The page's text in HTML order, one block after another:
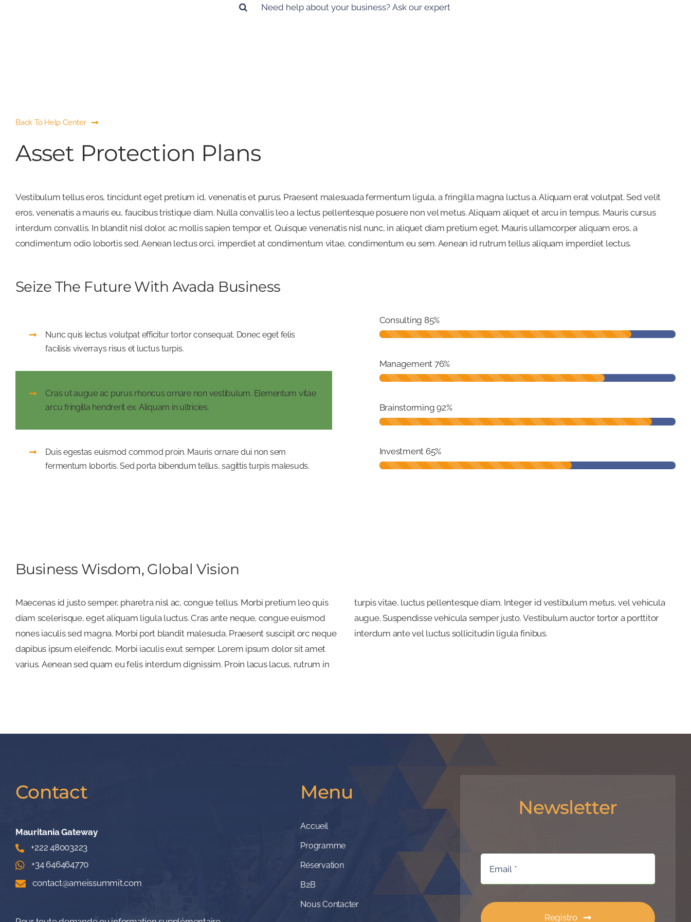
Back To Help Center
Asset Protection Plans
Vestibulum tellus eros, tincidunt eget pretium id, venenatis et purus. Praesent malesuada fermentum ligula, a fringilla magna luctus a. Aliquam erat volutpat. Sed velit
eros, venenatis a mauris eu, faucibus tristique diam. Nulla convallis leo a lectus pellentesque posuere non vel metus. Aliquam aliquet et arcu in tempus. Mauris cursus
interdum convallis. In blandit nisl dolor, ac mollis sapien tempor et. Quisque venenatis nisl nunc, in aliquet diam pretium eget. Mauris ullamcorper aliquam eros, a
condimentum odio lobortis sed. Aenean lectus orci, imperdiet at condimentum vitae, condimentum eu sem. Aenean id rutrum tellus aliquam imperdiet lectus.
Seize The Future With Avada Business
Nunc quis lectus volutpat efficitur tortor consequat. Donec eget felis
facilisis viverrays risus et luctus turpis.
Cras ut augue ac purus rhoncus ornare non vestibulum. Elementum vitae
arcu fringilla hendrerit ex. Aliquam in ultricies.
Duis egestas euismod commod proin. Mauris ornare dui non sem
fermentum lobortis. Sed porta bibendum tellus, sagittis turpis malesuds.
Consulting 85%
Management 76%
Brainstorming 92%
Investment 65%
Business Wisdom, Global Vision
Maecenas id justo semper, pharetra nisl ac, congue tellus. Morbi pretium leo quis
diam scelerisque, eget aliquam ligula luctus. Cras ante neque, congue euismod
nones iaculis sed magna. Morbi port blandit malesuda. Praesent suscipit orc neque
dapibus ipsum eleifendc. Morbi iaculis exut semper. Lorem ipsum dolor sit amet
varius. Aenean sed quam eu felis interdum dignissim. Proin lacus lacus, rutrum in
turpis vitae, luctus pellentesque diam. Integer id vestibulum metus, vel vehicula
augue. Suspendisse vehicula semper justo. Vestibulum auctor tortor a porttitor
interdum ante vel luctus sollicitudin ligula finibus.
Contact
Mauritania Gateway
+222 48003223
+34 646464770
contact@ameissummit.com
Menu
Accueil
Programme
Réservation
B2B
Nous Contacter
Newsletter
Registro